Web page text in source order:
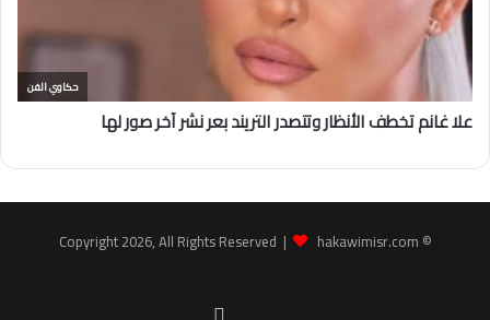
© Copyright 2026, All Rights Reserved |
hakawimisr.com